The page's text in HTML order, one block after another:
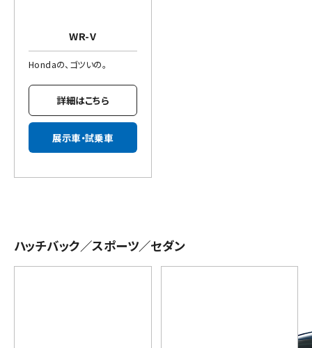
WR-V
Hondaの、ゴツいの。
詳細はこちら
展示車・試乗車
ハッチバック／スポーツ／セダン